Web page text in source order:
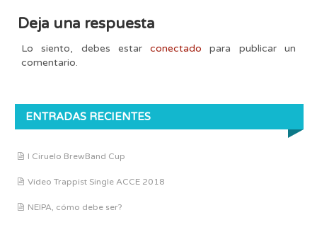
Deja una respuesta
Lo siento, debes estarconectado para publicar un
comentario.
ENTRADAS RECIENTES
I Ciruelo BrewBand Cup
Vídeo Trappist Single ACCE 2018
NEIPA, cómo debe ser?